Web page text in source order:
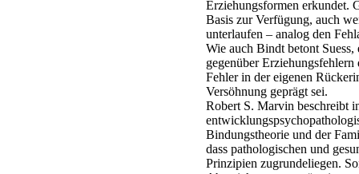
Erziehungsformen erkundet.
Basis zur Verfügung, auch
unterlaufen – analog den
Wie auch Bindt betont
gegenüber
Fehler in der eigenen
Versöhnung geprägt sei.
Robert S. Marvin beschreibt
Bindungstheorie und der
dass pathologischen und
Prinzipien zugrundeliegen.